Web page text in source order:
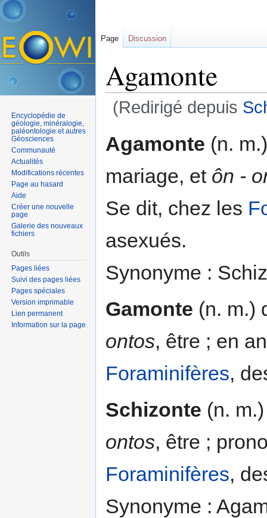
Agamonte
(Redirigé depuis
Agamonte (n.
mariage, et ôn -
Se dit, chez les
asexués.
Synonyme :
Gamonte (n. m.)
ontos, être ; en
Foraminifères,
Schizonte (n.
ontos, être ;
Foraminifères,
Synonyme :
Page Discussion
Encyclopédie de
géologie, minéralogie,
paléontologie et autres
Géosciences
Communauté
Actualités
Modifications récentes
Page au hasard
Aide
Créer une nouvelle
page
Galerie des nouveaux
fichiers
Outils
Pages liées
Suivi des pages liées
Pages spéciales
Version imprimable
Lien permanent
Information sur la page